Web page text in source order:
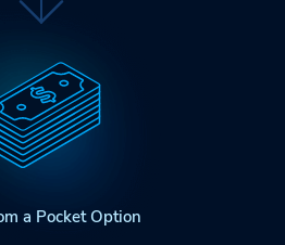
a Pocket Option